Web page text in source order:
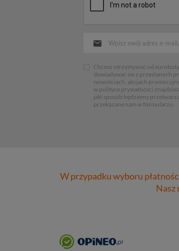
Chcesz otrzymywać od
dowiadywać sie z przesłanych
nowościach, akcjach
w polityce prywatności
jaki sposób będziemy
przekazane nam w formularzu.
W przypadku wyboru
Nasz